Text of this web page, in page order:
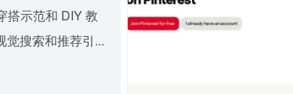
搭示范和 DIY 教
觉搜索和推荐引...